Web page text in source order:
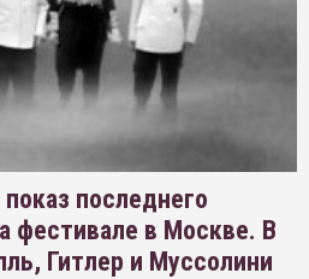
последнего
фестивале в Москве. В
Гитлер и Муссолини